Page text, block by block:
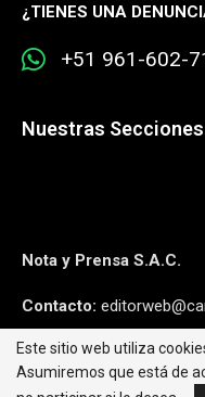
¿TIENES UNA
+51 961-602-
Nuestras Secciones
Nota y Prensa S.A.C.
Contacto:
Síguenos:
Este sitio web utiliza
Asumiremos que está de